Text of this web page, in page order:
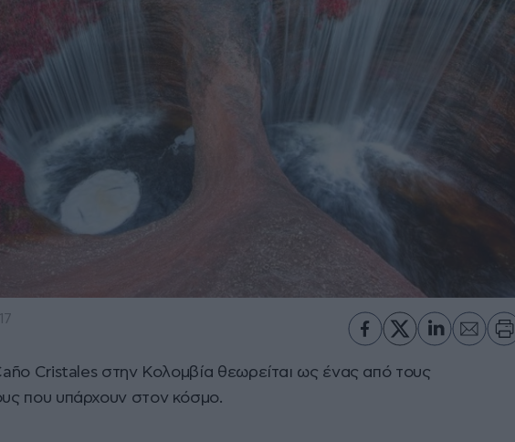
Cristales στην Κολομβία θεωρείται ως ένας από τους
που υπάρχουν στον κόσμο.